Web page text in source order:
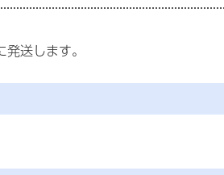
送します。